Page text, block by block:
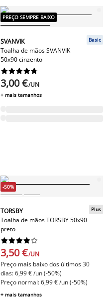
PREÇO SEMPRE BAIXO
SVANVIK
Toalha de mãos SVANVIK
50x90 cinzento
Basic






3,00 €/UN
+ mais tamanhos
-50%
TORSBY
Toalha de mãos TORSBY 50x90
preto
Plus






3,50 €/UN
Preço mais baixo dos últimos 30
dias: 6,99 € /un (-50%)
Preço normal: 6,99 € /un (-50%)
+ mais tamanhos